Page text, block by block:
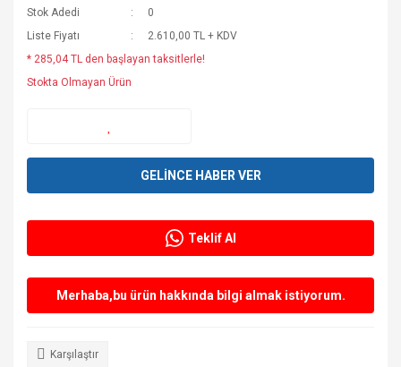
Stok Adedi
0
Liste Fiyatı
2.610,00 TL + KDV
* 285,04 TL den başlayan taksitlerle!
Stokta Olmayan Ürün
GELİNCE HABER VER
Teklif Al
Merhaba,bu ürün hakkında bilgi almak istiyorum.
Karşılaştır